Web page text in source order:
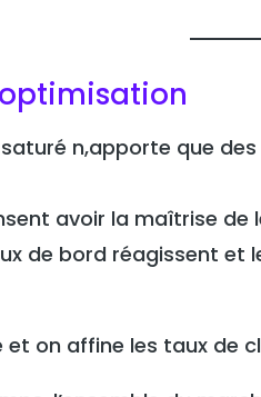
n,apporte que
avoir la maîtrise
de bord réagissent et
on affine les taux de